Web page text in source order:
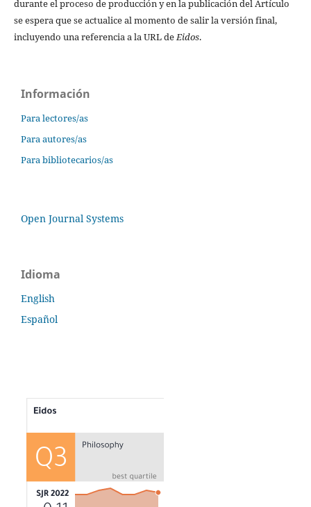
durante el proceso de producción y en la publicación del Artículo
se espera que se actualice al momento de salir la versión final,
incluyendo una referencia a la URL deEidos.
Información
Para lectores/as
Para autores/as
Para bibliotecarios/as
Open Journal Systems
Idioma
English
Español